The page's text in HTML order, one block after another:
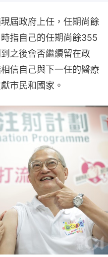
屆政府上任，任期尚餘
指自己的任期尚餘355
之後會否繼續留在政
信自己與下一任的醫療
市民和國家。